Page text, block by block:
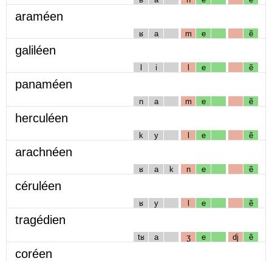
araméen
ʁ a m e ẽ
galiléen
l i l e ẽ
panaméen
n a m e ẽ
herculéen
k y l e ẽ
arachnéen
ʁ a k n e ẽ
céruléen
ʁ y l e ẽ
tragédien
tʁ a ʒ e dj ẽ
coréen